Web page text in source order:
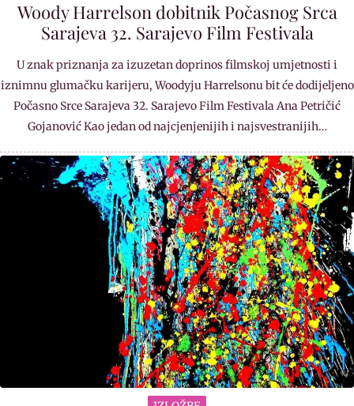
Woody Harrelson dobitnik Počasnog Srca
Sarajeva 32. Sarajevo Film Festivala
U znak priznanja za izuzetan doprinos filmskoj umjetnosti i
iznimnu glumačku karijeru, Woodyju Harrelsonu bit će dodijeljeno
Počasno Srce Sarajeva 32. Sarajevo Film Festivala Ana Petričić
Gojanović Kao jedan od najcjenjenijih i najsvestranijih…